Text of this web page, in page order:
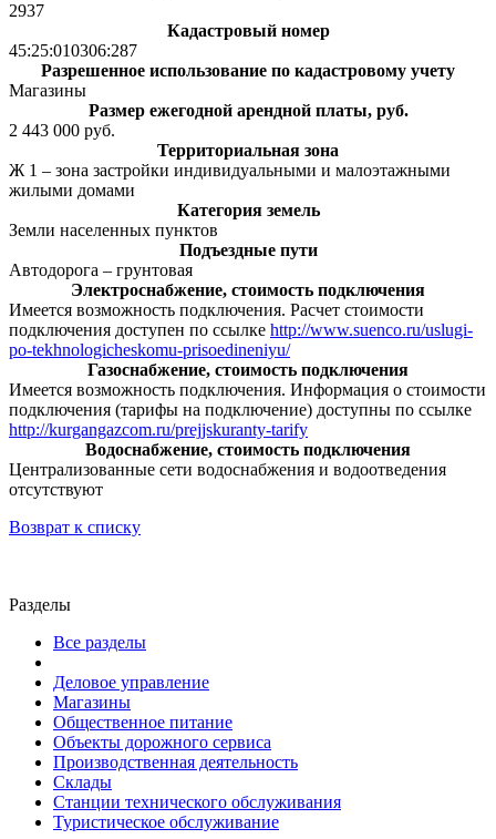
2937
Кадастровый номер
45:25:010306:287
Разрешенное использование по кадастровому учету
Магазины
Размер ежегодной арендной платы, руб.
2 443 000 руб.
Территориальная зона
Ж 1 – зона застройки индивидуальными и малоэтажными
жилыми домами
Категория земель
Земли населенных пунктов
Подъездные пути
Автодорога – грунтовая
Электроснабжение, стоимость подключения
Имеется возможность подключения. Расчет стоимости
подключения доступен по ссылке http://www.suenco.ru/uslugi-
po-tekhnologicheskomu-prisoedineniyu/
Газоснабжение, стоимость подключения
Имеется возможность подключения. Информация о стоимости
подключения (тарифы на подключение) доступны по ссылке
http://kurgangazcom.ru/prejjskuranty-tarify
Водоснабжение, стоимость подключения
Централизованные сети водоснабжения и водоотведения
отсутствуют
Возврат к списку
Разделы
Все разделы
Деловое управление
Магазины
Общественное питание
Объекты дорожного сервиса
Производственная деятельность
Склады
Станции технического обслуживания
Туристическое обслуживание